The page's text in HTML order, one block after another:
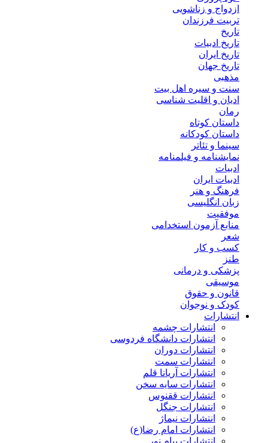
ازدواج و زناشویی
تربیت فرزندان
تاریخ
تاریخ ادبیات
تاریخ ایران
تاریخ جهان
مذهبی
سنت و سیره اهل بیت
ادیان و اقلیت شناسی
رمان
داستان کوتاه
داستان کودکانه
سینما و تئاتر
نمایشنامه و فیلمنامه
ادبیات
ادبیات ایران
فرهنگ و هنر
زبان انگلیسی
موفقیت
منابع آزمون استخدامی
شعر
کسب و کار
طنز
پزشکی و درمانی
موسیقی
قانون و حقوق
کودک و نوجوان
انتشارات
انتشارات چشمه
انتشارات دانشگاه فردوسی
انتشارات دوران
انتشارات سمت
انتشارات آریانا قلم
انتشارات سایه سخن
انتشارات ققنوس
انتشارات جنگل
انتشارات نیماژ
انتشارات امام رضا(ع)
انتشارات پیام نور